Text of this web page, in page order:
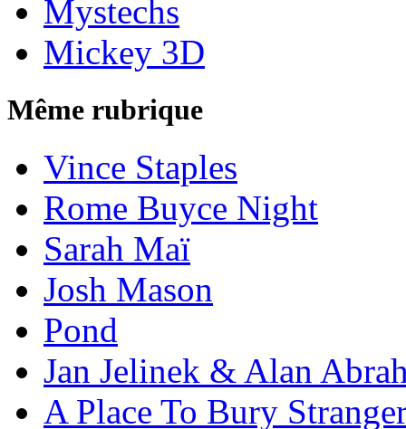
Mystechs
Mickey 3D
Même rubrique
Vince Staples
Rome Buyce Night
Sarah Maï
Josh Mason
Pond
Jan Jelinek & Alan
A Place To Bury